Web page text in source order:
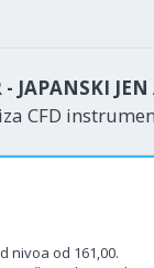
- JAPANSKI
CFD
nivoa od 161,00.